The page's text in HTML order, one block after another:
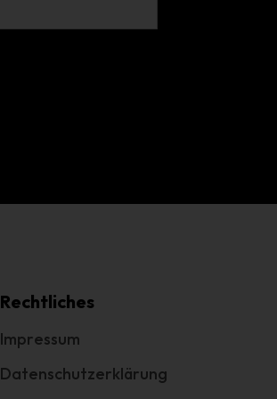
Rechtliches
Impressum
Datenschutzerklärung